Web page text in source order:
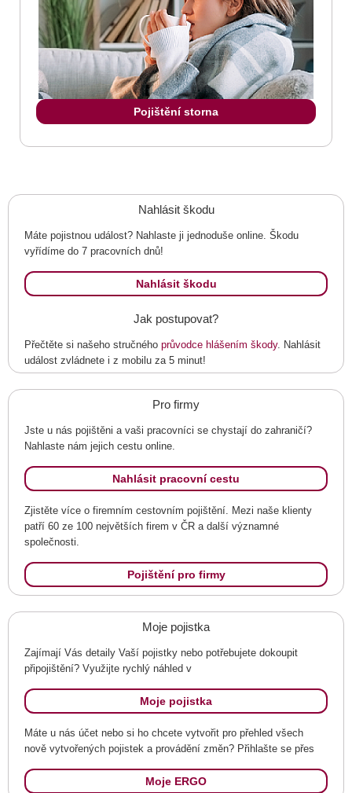
Pojištění storna
Nahlásit škodu
Máte pojistnou událost? Nahlaste ji jednoduše online. Škodu
vyřídíme do 7 pracovních dnů!
Nahlásit škodu
Jak postupovat?
Přečtěte si našeho stručného průvodce hlášením škody. Nahlásit
událost zvládnete i z mobilu za 5 minut!
Pro firmy
Jste u nás pojištěni a vaši pracovníci se chystají do zahraničí?
Nahlaste nám jejich cestu online.
Nahlásit pracovní cestu
Zjistěte více o firemním cestovním pojištění. Mezi naše klienty
patří 60 ze 100 největších firem v ČR a další významné
společnosti.
Pojištění pro firmy
Moje pojistka
Zajímají Vás detaily Vaší pojistky nebo potřebujete dokoupit
připojištění? Využijte rychlý náhled v
Moje pojistka
Máte u nás účet nebo si ho chcete vytvořit pro přehled všech
nově vytvořených pojistek a provádění změn? Přihlašte se přes
Moje ERGO